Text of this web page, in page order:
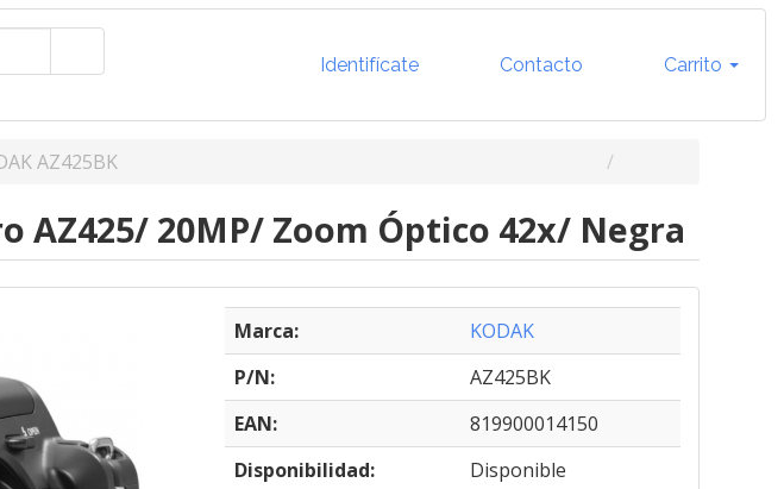
Identifícate Contacto Carrito
AZ425BK
AZ425/ 20MP/ Zoom Óptico 42x/ Negra
Marca:
KODAK
P/N:
AZ425BK
EAN:
819900014150
Disponibilidad:
Disponible